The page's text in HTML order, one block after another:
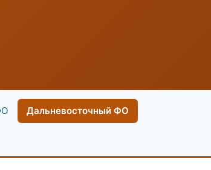
Дальневосточный ФО